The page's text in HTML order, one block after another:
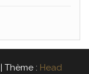
| Thème : Head